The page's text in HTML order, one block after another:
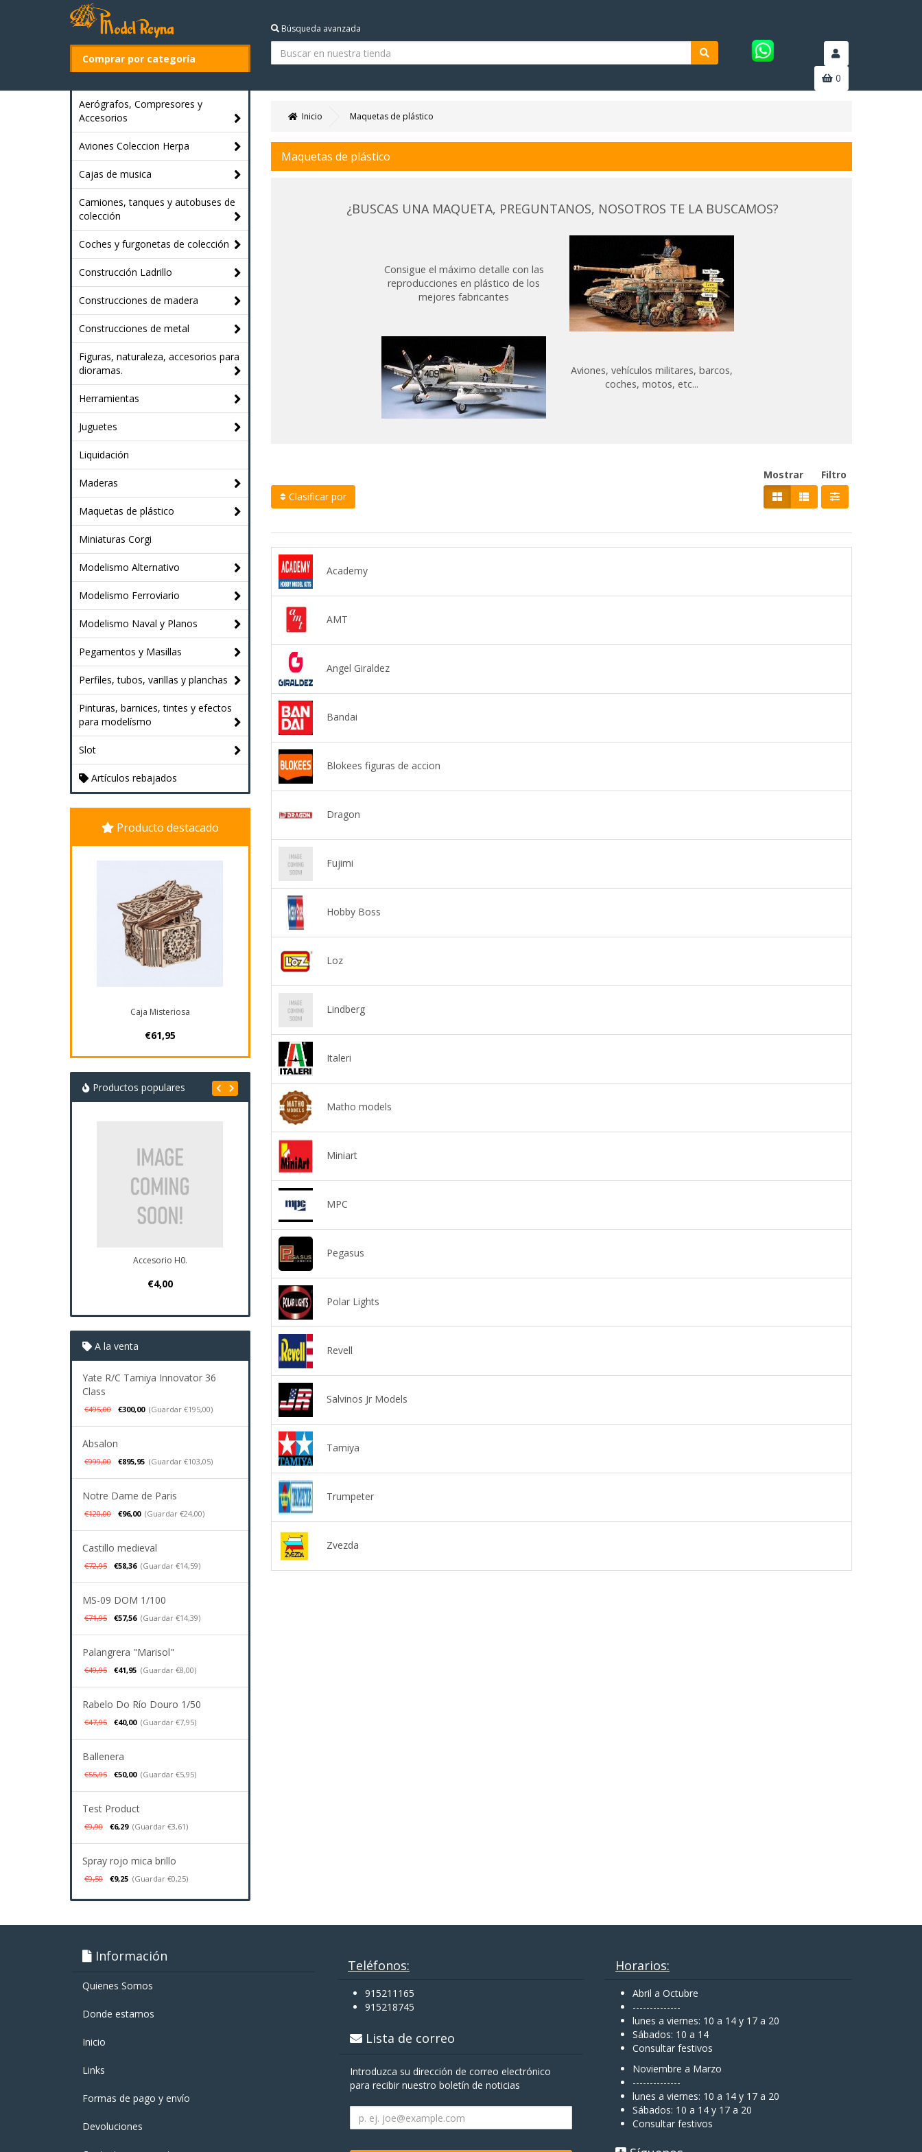
Comprar por categoría
Búsqueda avanzada
0
Aerógrafos, Compresores y
Accesorios
Aviones Coleccion Herpa
Cajas de musica
Camiones, tanques y autobuses de
colección
Coches y furgonetas de colección
Construcción Ladrillo
Construcciones de madera
Construcciones de metal
Figuras, naturaleza, accesorios para
dioramas.
Herramientas
Juguetes
Liquidación
Maderas
Maquetas de plástico
Miniaturas Corgi
Modelismo Alternativo
Modelismo Ferroviario
Modelismo Naval y Planos
Pegamentos y Masillas
Perfiles, tubos, varillas y planchas
Pinturas, barnices, tintes y efectos
para modelísmo
Slot
Artículos rebajados
Producto destacado
Caja Misteriosa
€61,95
Productos populares
Accesorio H0.
€4,00
Plano Navio Santa Ana
€37,95
A la venta
Yate R/C Tamiya Innovator 36
Class
€495,00 €300,00 (Guardar €195,00)
Absalon
€999,00 €895,95 (Guardar €103,05)
Notre Dame de Paris
€120,00 €96,00 (Guardar €24,00)
Castillo medieval
€72,95 €58,36 (Guardar €14,59)
MS-09 DOM 1/100
€71,95 €57,56 (Guardar €14,39)
Palangrera "Marisol"
€49,95 €41,95 (Guardar €8,00)
Rabelo Do Río Douro 1/50
€47,95 €40,00 (Guardar €7,95)
Ballenera
€55,95 €50,00 (Guardar €5,95)
Test Product
€9,90 €6,29 (Guardar €3,61)
Spray rojo mica brillo
€9,50 €9,25 (Guardar €0,25)
Inicio Maquetas de plástico
Maquetas de plástico
¿BUSCAS UNA MAQUETA, PREGUNTANOS, NOSOTROS TE LA BUSCAMOS?
Consigue el máximo detalle con las
reproducciones en plástico de los
mejores fabricantes
Aviones, vehículos militares, barcos,
coches, motos, etc...
Clasificar por
Filtro
Mostrar
Academy
AMT
Angel Giraldez
Bandai
Blokees figuras de accion
Dragon
Fujimi
Hobby Boss
Loz
Lindberg
Italeri
Matho models
Miniart
MPC
Pegasus
Polar Lights
Revell
Salvinos Jr Models
Tamiya
Trumpeter
Zvezda
Información
Quienes Somos
Donde estamos
Inicio
Links
Formas de pago y enví­o
Devoluciones
Teléfonos:
915211165
915218745
Lista de correo
Introduzca su dirección de correo electrónico
para recibir nuestro boletín de noticias
Horarios:
Abril a Octubre
--------------
lunes a viernes: 10 a 14 y 17 a 20
Sábados: 10 a 14
Consultar festivos
Noviembre a Marzo
--------------
lunes a viernes: 10 a 14 y 17 a 20
Sábados: 10 a 14 y 17 a 20
Consultar festivos